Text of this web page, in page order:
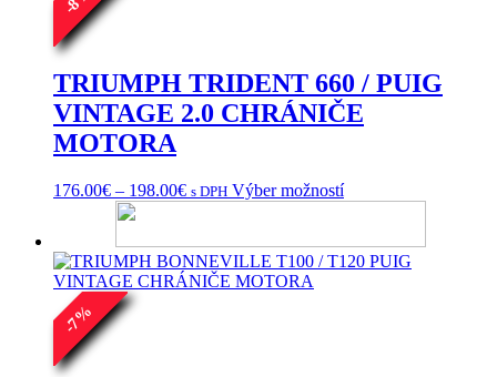
-
8
TRIUMPH TRIDENT 660 / PUIG
VINTAGE 2.0 CHRÁNIČE
MOTORA
176.00€ – 198.00€Price
through
198.00€
s DPH Výber možnostíTento
viacero
variantov.
-
7
%